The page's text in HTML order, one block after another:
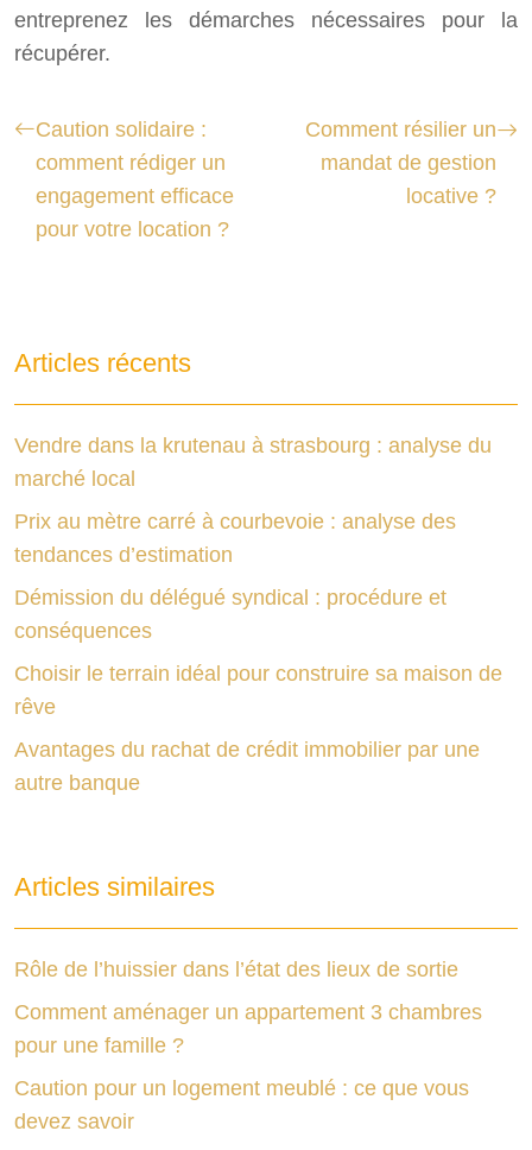
entreprenez les démarches nécessaires pour la
récupérer.
Caution solidaire :
comment rédiger un
engagement efficace
pour votre location ?
Comment résilier un
mandat de gestion
locative ?
Articles récents
Vendre dans la krutenau à strasbourg : analyse du
marché local
Prix au mètre carré à courbevoie : analyse des
tendances d’estimation
Démission du délégué syndical : procédure et
conséquences
Choisir le terrain idéal pour construire sa maison de
rêve
Avantages du rachat de crédit immobilier par une
autre banque
Articles similaires
Rôle de l’huissier dans l’état des lieux de sortie
Comment aménager un appartement 3 chambres
pour une famille ?
Caution pour un logement meublé : ce que vous
devez savoir